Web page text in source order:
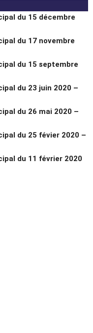
du 15 décembre
du 17 novembre
du 15 septembre
du 23 juin 2020 –
du 26 mai 2020 –
du 25 févier 2020 –
du 11 février 2020